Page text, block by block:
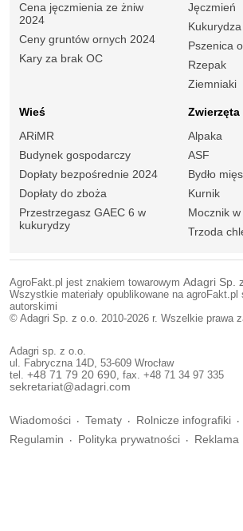
Cena jęczmienia ze żniw
2024
Ceny gruntów ornych 2024
Kary za brak OC
Jęczmień
Kukurydza
Pszenica
Rzepak
Ziemniaki
Wieś
ARiMR
Budynek gospodarczy
Dopłaty bezpośrednie 2024
Dopłaty do zboża
Przestrzegasz GAEC 6 w
kukurydzy
Zwierzęta
Alpaka
ASF
Bydło
Kurnik
Mocznik w
Trzoda
AgroFakt.pl jest znakiem towarowym Adagri Sp.
Wszystkie materiały opublikowane na agroFakt.pl
autorskimi
© Adagri Sp. z o.o. 2010-2026 r. Wszelkie prawa
Adagri sp. z o.o.
ul. Fabryczna 14D, 53-609 Wrocław
tel. +48 71 79 20 690, fax. +48 71 34 97 335
sekretariat@adagri.com
Wiadomości Tematy Rolnicze infografiki
Regulamin
Polityka prywatności Reklama